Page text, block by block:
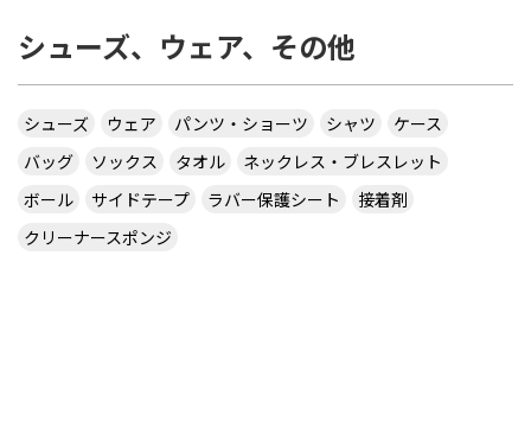
シューズ、ウェア、その他
シューズ ウェア パンツ・ショーツ シャツ
ケース
バッグ
ソックス タオル
ネックレス・ブレスレット
ボール
サイドテープ ラバー保護シート
接着剤
クリーナースポンジ